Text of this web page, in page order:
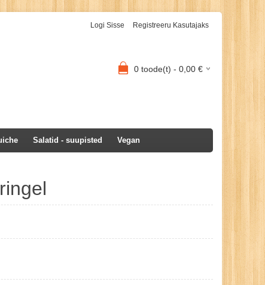
Logi Sisse Registreeru Kasutajaks
0 toode(t) - 0,00 €
Salatid - suupisted Vegan